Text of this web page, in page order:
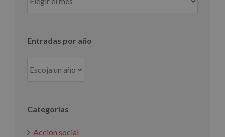
por
Entradas por año
Categorías
Acción social